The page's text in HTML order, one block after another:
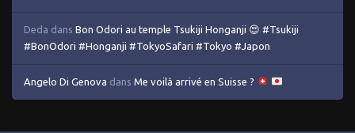
Deda dans Bon Odori au temple Tsukiji Honganji 😍 #Tsukiji
#BonOdori #Honganji #TokyoSafari #Tokyo #Japon
Angelo Di Genova dans Me voilà arrivé en Suisse ?